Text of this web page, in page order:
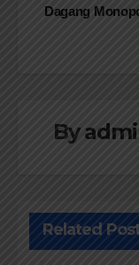
Dagang
By
Related